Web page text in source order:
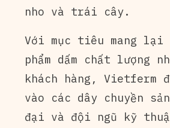
nho và trái cây.
Với mục tiêu mang lại
phẩm dấm chất lượng
khách hàng, Vietferm
vào các dây chuyền
đại và đội ngũ kỹ